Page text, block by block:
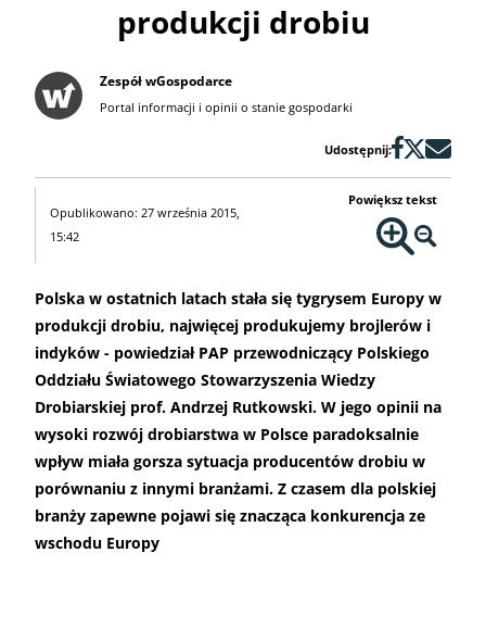
produkcji drobiu
Zespół wGospodarce
Portal informacji i opinii o stanie gospodarki
Udostępnij:
Opublikowano: 27 września 2015,
15:42
Powiększ tekst
Polska w ostatnich latach stała się tygrysem Europy w
produkcji drobiu, najwięcej produkujemy brojlerów i
indyków - powiedział PAP przewodniczący Polskiego
Oddziału Światowego Stowarzyszenia Wiedzy
Drobiarskiej prof. Andrzej Rutkowski. W jego opinii na
wysoki rozwój drobiarstwa w Polsce paradoksalnie
wpływ miała gorsza sytuacja producentów drobiu w
porównaniu z innymi branżami. Z czasem dla polskiej
branży zapewne pojawi się znacząca konkurencja ze
wschodu Europy